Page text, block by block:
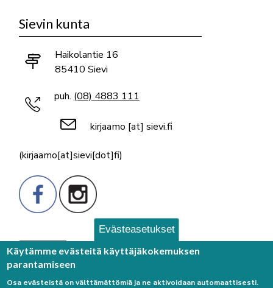
Sievin kunta
Haikolantie 16
85410 Sievi
puh.(08) 4883 111
kirjaamo [at] sievi.fi
(kirjaamo[at]sievi[dot]fi)
Palaute
Evästeasetukset
Käytämme evästeitä käyttäjäkokemuksen
parantamiseen
Osa evästeistä on välttämättömiä ja ne aktivoidaan automaattisesti.